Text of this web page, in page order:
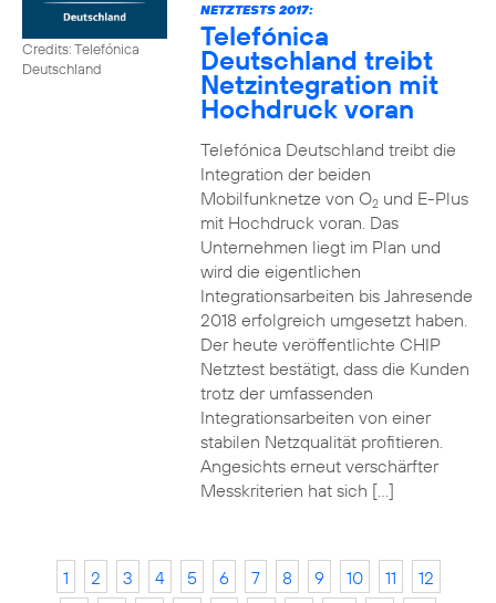
Credits: Telefónica
Deutschland
NETZTESTS 2017:
Telefónica
Deutschland treibt
Netzintegration mit
Hochdruck voran
Telefónica Deutschland treibt die
Integration der beiden
Mobilfunknetze von O2und E-Plus
mit Hochdruck voran. Das
Unternehmen liegt im Plan und
wird die eigentlichen
Integrationsarbeiten bis Jahresende
2018 erfolgreich umgesetzt haben.
Der heute veröffentlichte CHIP
Netztest bestätigt, dass die Kunden
trotz der umfassenden
Integrationsarbeiten von einer
stabilen Netzqualität profitieren.
Angesichts erneut verschärfter
Messkriterien hat sich […]
1 2 3 4 5 6 7 8 9 10 11
12